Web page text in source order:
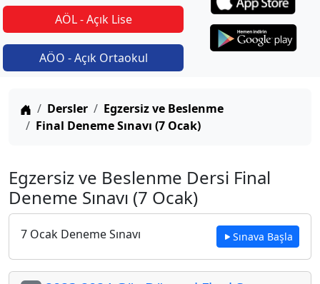
AÖL - Açık Lise
AÖO - Açık Ortaokul
Anasayfa
Dersler
Egzersiz ve Beslenme
Final Deneme Sınavı (7 Ocak)
Egzersiz ve Beslenme Dersi Final
Deneme Sınavı (7 Ocak)
7 Ocak Deneme Sınavı Sınava Başla